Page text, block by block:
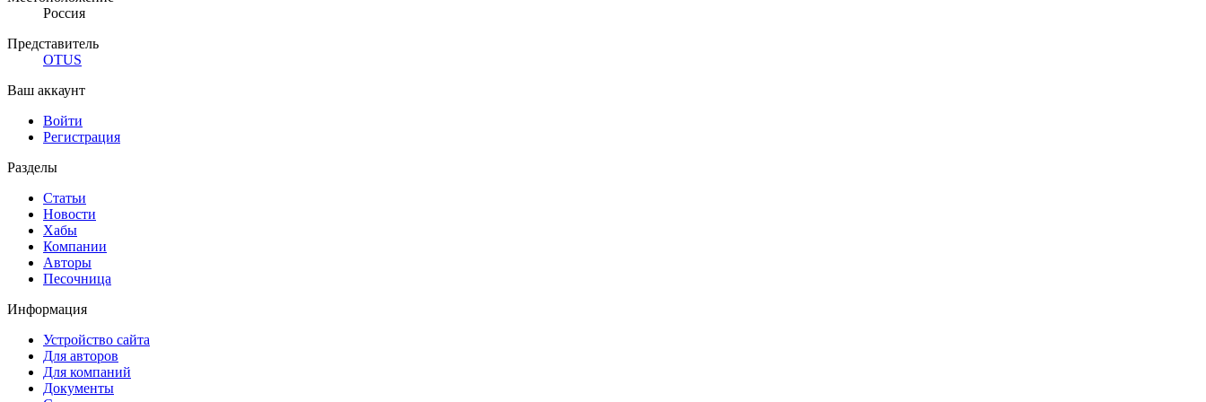
Россия
Представитель
OTUS
Ваш аккаунт
Войти
Регистрация
Разделы
Статьи
Новости
Хабы
Компании
Авторы
Песочница
Информация
Устройство сайта
Для авторов
Для компаний
Документы